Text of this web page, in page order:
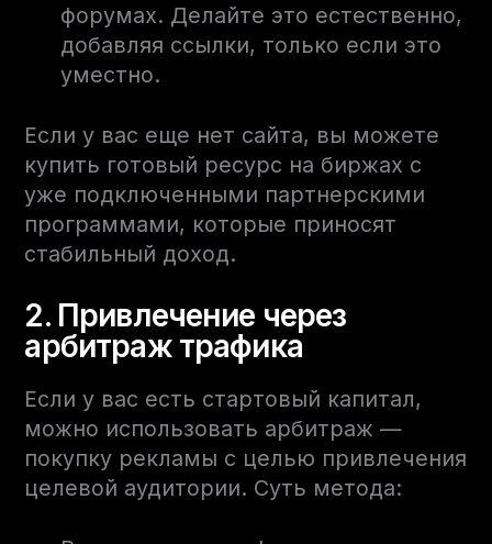
форумах. Делайте это естественно,
добавляя ссылки, только если это
уместно.
Если у вас еще нет сайта, вы можете
купить готовый ресурс на биржах с
уже подключенными партнерскими
программами, которые приносят
стабильный доход.
2. Привлечение через
арбитраж трафика
Если у вас есть стартовый капитал,
можно использовать арбитраж —
покупку рекламы с целью привлечения
целевой аудитории. Суть метода: